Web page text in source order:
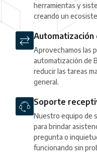
herramientas y
creando un
Aprovechamos las
automatización de
reducir las tareas
general.
Soporte
Nuestro equipo de
para brindar
pregunta o
funcionando sin